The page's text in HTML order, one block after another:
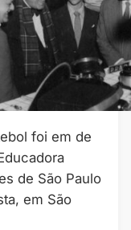
foi em de
de São Paulo
em São